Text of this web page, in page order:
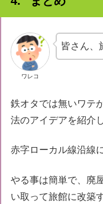
ワレコ
皆さん、
鉄オタでは無いワテ
法のアイデアを紹介
赤字ローカル線沿線
やる事は簡単で、廃
い取って旅館に改築